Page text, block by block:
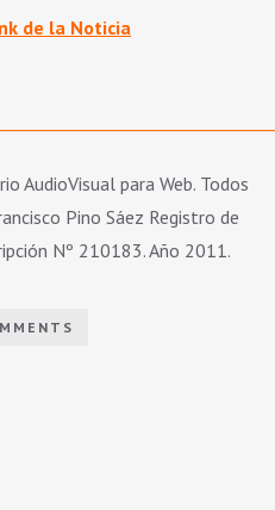
de la Noticia
AudioVisual para Web. Todos
Pino Sáez Registro de
Nº 210183. Año 2011.